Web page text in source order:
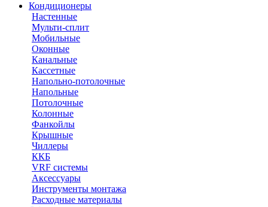
Кондиционеры
Настенные
Мульти-сплит
Мобильные
Оконные
Канальные
Кассетные
Напольно-потолочные
Напольные
Потолочные
Колонные
Фанкойлы
Крышные
Чиллеры
ККБ
VRF системы
Аксессуары
Инструменты монтажа
Расходные материалы